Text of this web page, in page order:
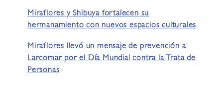
Miraflores y Shibuya fortalecen su
hermanamiento con nuevos espacios culturales
Miraflores llevó un mensaje de prevención a
Larcomar por el Día Mundial contra la Trata de
Personas